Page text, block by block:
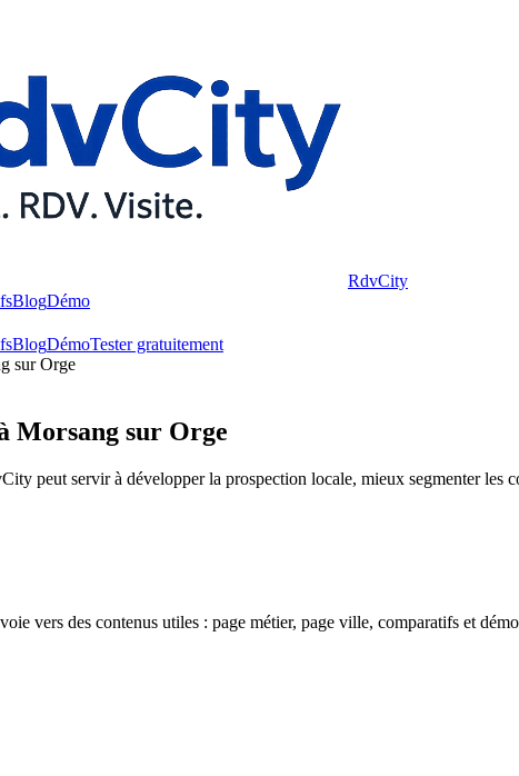
RdvCity
BlogDémo
BlogDémoTester gratuitement
sur Orge
Morsang sur Orge
peut servir à développer la prospection locale, mieux segmenter les
vers des contenus utiles : page métier, page ville, comparatifs et